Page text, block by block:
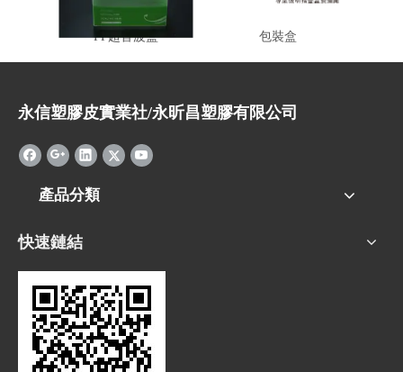
PP超音波盒 包裝盒
永信塑膠皮實業社/永昕昌塑膠有限公司
產品分類
快速鏈結